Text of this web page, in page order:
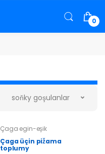
0
soňky goşulanlar
Çaga egin-eşik
Çaga üçin pižama
toplumy